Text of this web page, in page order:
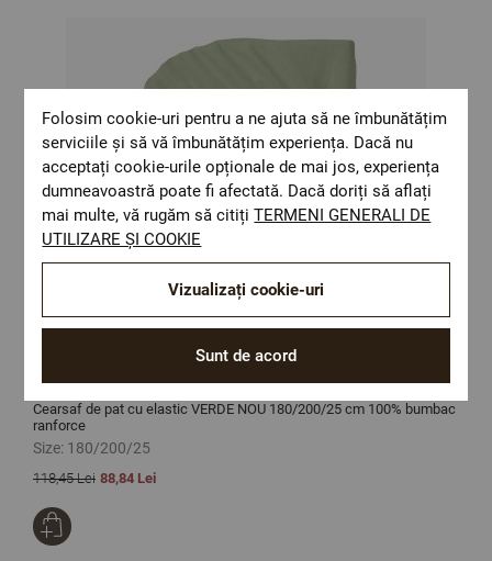
Cearsaf de pat cu elastic VERDE NOU 180/200/25 cm 100% bumbac
ranforce
Size: 180/200/25
118,45 Lei 88,84 Lei
Folosim cookie-uri pentru a ne ajuta să ne îmbunătățim
serviciile și să vă îmbunătățim experiența. Dacă nu
acceptați cookie-urile opționale de mai jos, experiența
dumneavoastră poate fi afectată. Dacă doriți să aflați
mai multe, vă rugăm să citițiTERMENI GENERALI DE
UTILIZARE ȘI COOKIE
Sunt de acord
Vizualizați cookie-uri